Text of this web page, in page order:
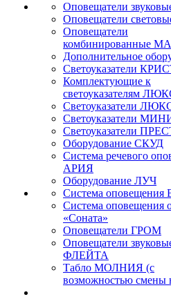
Оповещатели
Оповещатели
Оповещатели
комбинированные
Дополнительное
Светоуказатели
Комплектующие к
светоуказателям
Светоуказатели
Светоуказатели
Светоуказатели
Оборудование СКУД
Система речевого
АРИЯ
Оборудование ЛУЧ
Система
Система оповещения
«Соната»
Оповещатели ГРОМ
Оповещатели
ФЛЕЙТА
Табло МОЛНИЯ (с
возможностью смены